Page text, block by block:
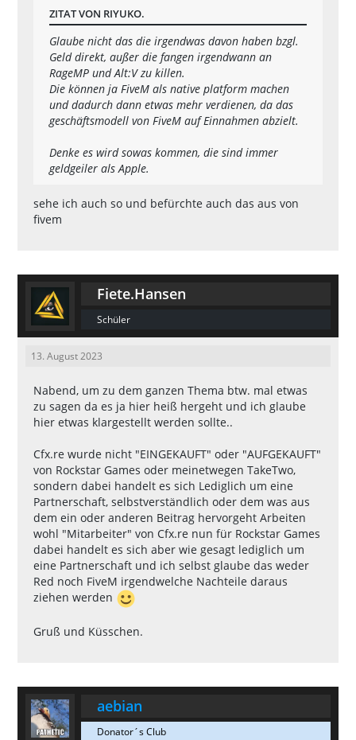
ZITAT VON RIYUKO.
Glaube nicht das die irgendwas davon haben bzgl.
Geld direkt, außer die fangen irgendwann an
RageMP und Alt:V zu killen.
Die können ja FiveM als native platform machen
und dadurch dann etwas mehr verdienen, da das
geschäftsmodell von FiveM auf Einnahmen abzielt.
Denke es wird sowas kommen, die sind immer
geldgeiler als Apple.
sehe ich auch so und befürchte auch das aus von
fivem
Fiete.Hansen
Schüler
13. August 2023
Nabend, um zu dem ganzen Thema btw. mal etwas
zu sagen da es ja hier heiß hergeht und ich glaube
hier etwas klargestellt werden sollte..
Cfx.re wurde nicht "EINGEKAUFT" oder "AUFGEKAUFT"
von Rockstar Games oder meinetwegen TakeTwo,
sondern dabei handelt es sich Lediglich um eine
Partnerschaft, selbstverständlich oder dem was aus
dem ein oder anderen Beitrag hervorgeht Arbeiten
wohl "Mitarbeiter" von Cfx.re nun für Rockstar Games
dabei handelt es sich aber wie gesagt lediglich um
eine Partnerschaft und ich selbst glaube das weder
Red noch FiveM irgendwelche Nachteile daraus
ziehen werden
Gruß und Küsschen.
aebian
Donator´s Club